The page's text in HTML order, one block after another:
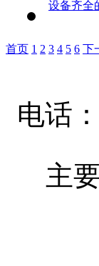
设备齐全
首页 1 2 3 4 5 6 下
电话
主